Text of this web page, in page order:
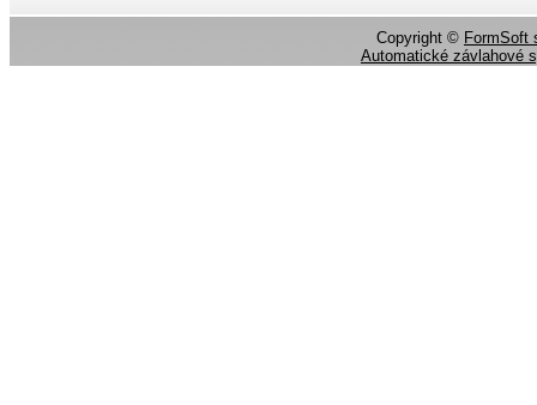
Copyright © FormSoft
Automatické závlahové